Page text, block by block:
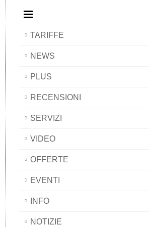
TARIFFE
NEWS
PLUS
RECENSIONI
SERVIZI
VIDEO
OFFERTE
EVENTI
INFO
NOTIZIE